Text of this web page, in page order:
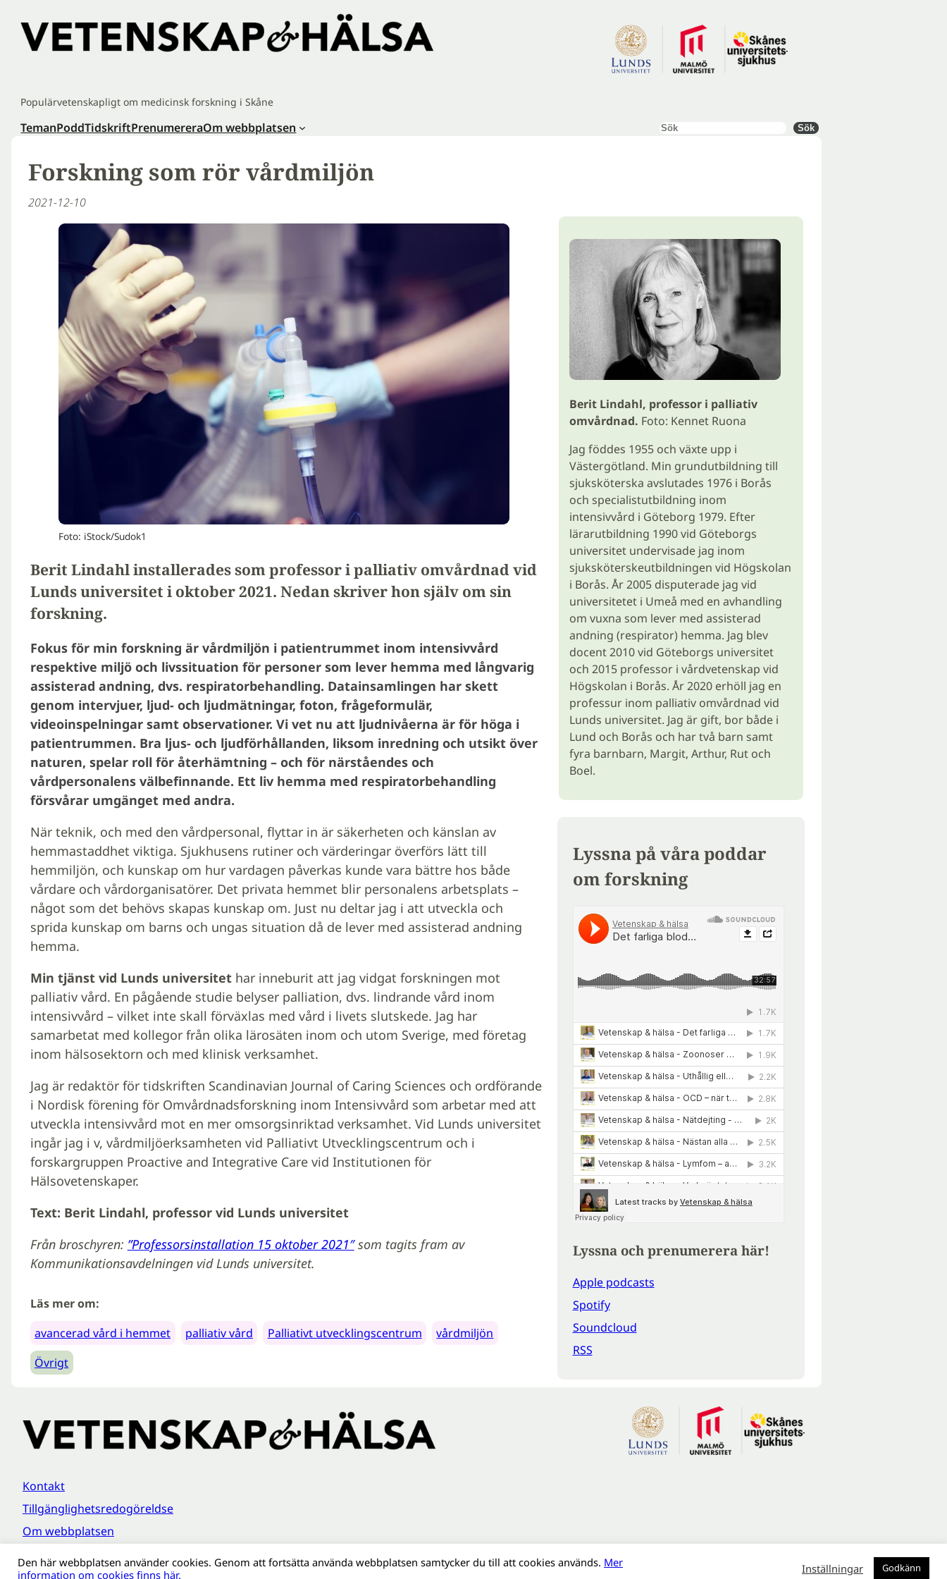
innehåll
Populärvetenskapligt om medicinsk forskning i Skåne
TemanPoddTidskriftPrenumereraOm webbplatsen Sök Sök
Forskning som rör vårdmiljön
2021-12-10
Foto: iStock/Sudok1
Berit Lindahl installerades som professor i palliativ omvårdnad vid
Lunds universitet i oktober 2021. Nedan skriver hon själv om sin
forskning.
Fokus för min forskning är vårdmiljön i patientrummet inom intensivvård
respektive miljö och livssituation för personer som lever hemma med långvarig
assisterad andning, dvs. respiratorbehandling. Datainsamlingen har skett
genom intervjuer, ljud- och ljudmätningar, foton, frågeformulär,
videoinspelningar samt observationer. Vi vet nu att ljudnivåerna är för höga i
patientrummen. Bra ljus- och ljudförhållanden, liksom inredning och utsikt över
naturen, spelar roll för återhämtning – och för närståendes och
vårdpersonalens välbefinnande. Ett liv hemma med respiratorbehandling
försvårar umgänget med andra.
När teknik, och med den vårdpersonal, flyttar in är säkerheten och känslan av
hemmastaddhet viktiga. Sjukhusens rutiner och värderingar överförs lätt till
hemmiljön, och kunskap om hur vardagen påverkas kunde vara bättre hos både
vårdare och vårdorganisatörer. Det privata hemmet blir personalens arbetsplats –
något som det behövs skapas kunskap om. Just nu deltar jag i att utveckla och
sprida kunskap om barns och ungas situation då de lever med assisterad andning
hemma.
Min tjänst vid Lunds universitethar inneburit att jag vidgat forskningen mot
palliativ vård. En pågående studie belyser palliation, dvs. lindrande vård inom
intensivvård – vilket inte skall förväxlas med vård i livets slutskede. Jag har
samarbetat med kollegor från olika lärosäten inom och utom Sverige, med företag
inom hälsosektorn och med klinisk verksamhet.
Jag är redaktör för tidskriften Scandinavian Journal of Caring Sciences och ordförande
i Nordisk förening för Omvårdnadsforskning inom Intensivvård som arbetar med att
utveckla intensivvård mot en mer omsorgsinriktad verksamhet. Vid Lunds universitet
ingår jag i v, vårdmiljöerksamheten vid Palliativt Utvecklingscentrum och i
forskargruppen Proactive and Integrative Care vid Institutionen för
Hälsovetenskaper.
Text: Berit Lindahl, professor vid Lunds universitet
Från broschyren: ”Professorsinstallation 15 oktober 2021″som tagits fram av
Kommunikationsavdelningen vid Lunds universitet.
Läs mer om:
avancerad vård i hemmet
palliativ vård Palliativt utvecklingscentrum
vårdmiljön
Övrigt
Berit Lindahl, professor i palliativ
omvårdnad. Foto: Kennet Ruona
Jag föddes 1955 och växte upp i
Västergötland. Min grundutbildning till
sjuksköterska avslutades 1976 i Borås
och specialistutbildning inom
intensivvård i Göteborg 1979. Efter
lärarutbildning 1990 vid Göteborgs
universitet undervisade jag inom
sjuksköterskeutbildningen vid Högskolan
i Borås. År 2005 disputerade jag vid
universitetet i Umeå med en avhandling
om vuxna som lever med assisterad
andning (respirator) hemma. Jag blev
docent 2010 vid Göteborgs universitet
och 2015 professor i vårdvetenskap vid
Högskolan i Borås. År 2020 erhöll jag en
professur inom palliativ omvårdnad vid
Lunds universitet. Jag är gift, bor både i
Lund och Borås och har två barn samt
fyra barnbarn, Margit, Arthur, Rut och
Boel.
Lyssna på våra poddar
om forskning
Lyssna och prenumerera här!
Apple podcasts
Spotify
Soundcloud
RSS
Kontakt
Tillgänglighetsredogöreldse
Om webbplatsen
Behandling av personuppgifter
Den här webbplatsen använder cookies. Genom att fortsätta använda webbplatsen samtycker du till att cookies används. Mer
information om cookies finns här.
Inställningar Godkänn